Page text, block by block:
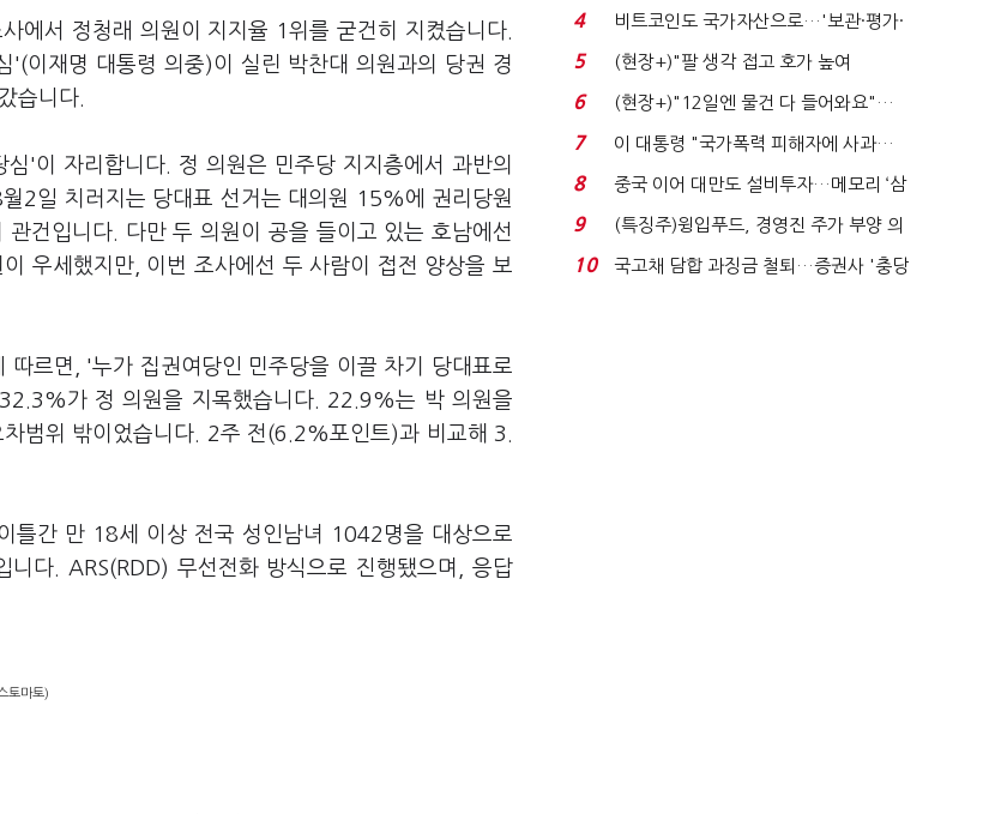
에서 정청래 의원이 지지율 1위를 굳건히 지켰습니다.
이재명 대통령 의중)이 실린 박찬대 의원과의 당권 경
습니다.
'이 자리합니다. 정 의원은 민주당 지지층에서 과반의
2일 치러지는 당대표 선거는 대의원 15%에 권리당원
건입니다. 다만 두 의원이 공을 들이고 있는 호남에선
우세했지만, 이번 조사에선 두 사람이 접전 양상을 보
르면, '누가 집권여당인 민주당을 이끌 차기 당대표로
가 정 의원을 지목했습니다. 22.9%는 박 의원을
범위 밖이었습니다. 2주 전(6.2%포인트)과 비교해 3.
틀간 만 18세 이상 전국 성인남녀 1042명을 대상으로
다. ARS(RDD) 무선전화 방식으로 진행됐으며, 응답
토마토)
로봇·AI 등 논...
4
비트코인도 국가자산으로…'보관·평가·
처분' 기준은 ...
5
(현장+)"팔 생각 접고 호가 높여
요"…'덜 똘똘한 한 채' 20...
6
(현장+)"12일엔 물건 다 들어와요"…
빈 매대 채우며 문 연 ...
7
이 대통령 "국가폭력 피해자에 사과…
적극적 조사로 진...
8
중국 이어 대만도 설비투자…메모리 ‘삼
국전쟁’
9
(특징주)윙입푸드, 경영진 주가 부양 의
지에 상한가...
10
국고채 담합 과징금 철퇴…증권사 '충당